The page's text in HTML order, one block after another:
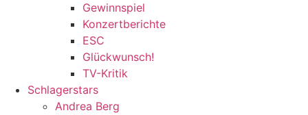
Gewinnspiel
Konzertberichte
ESC
Glückwunsch!
TV-Kritik
Schlagerstars
Andrea Berg